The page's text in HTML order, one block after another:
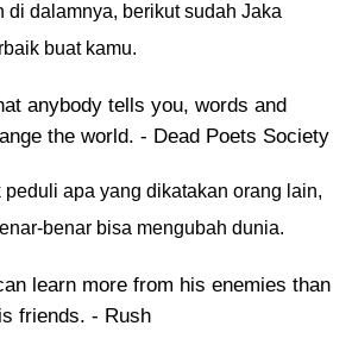
di dalamnya, berikut sudah Jaka
buat kamu.
anybody tells you, words and
the world. - Dead Poets Society
peduli apa yang dikatakan orang lain,
benar bisa mengubah dunia.
learn more from his enemies than
friends. - Rush